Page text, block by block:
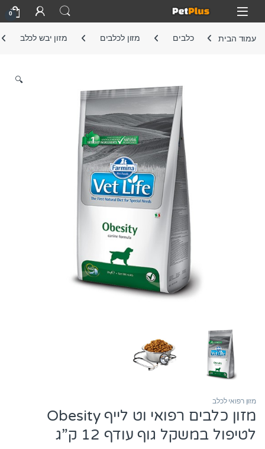
Skip to navigation
Skip to content
Open
0
עמוד הבית כלבים מזון לכלבים מזון יבש לכלב
🔍
מזון רפואי לכלב
מזון כלבים רפואי וט לייף Obesity
לטיפול במשקל גוף עודף 12 ק”ג